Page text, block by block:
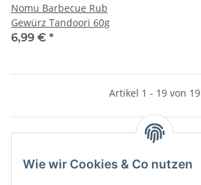
Nomu Barbecue Rub
Gewürz Tandoori 60g
6,99 € *
Artikel 1 - 19 von 19
Kategorien
Wie wir Cookies & Co nutzen